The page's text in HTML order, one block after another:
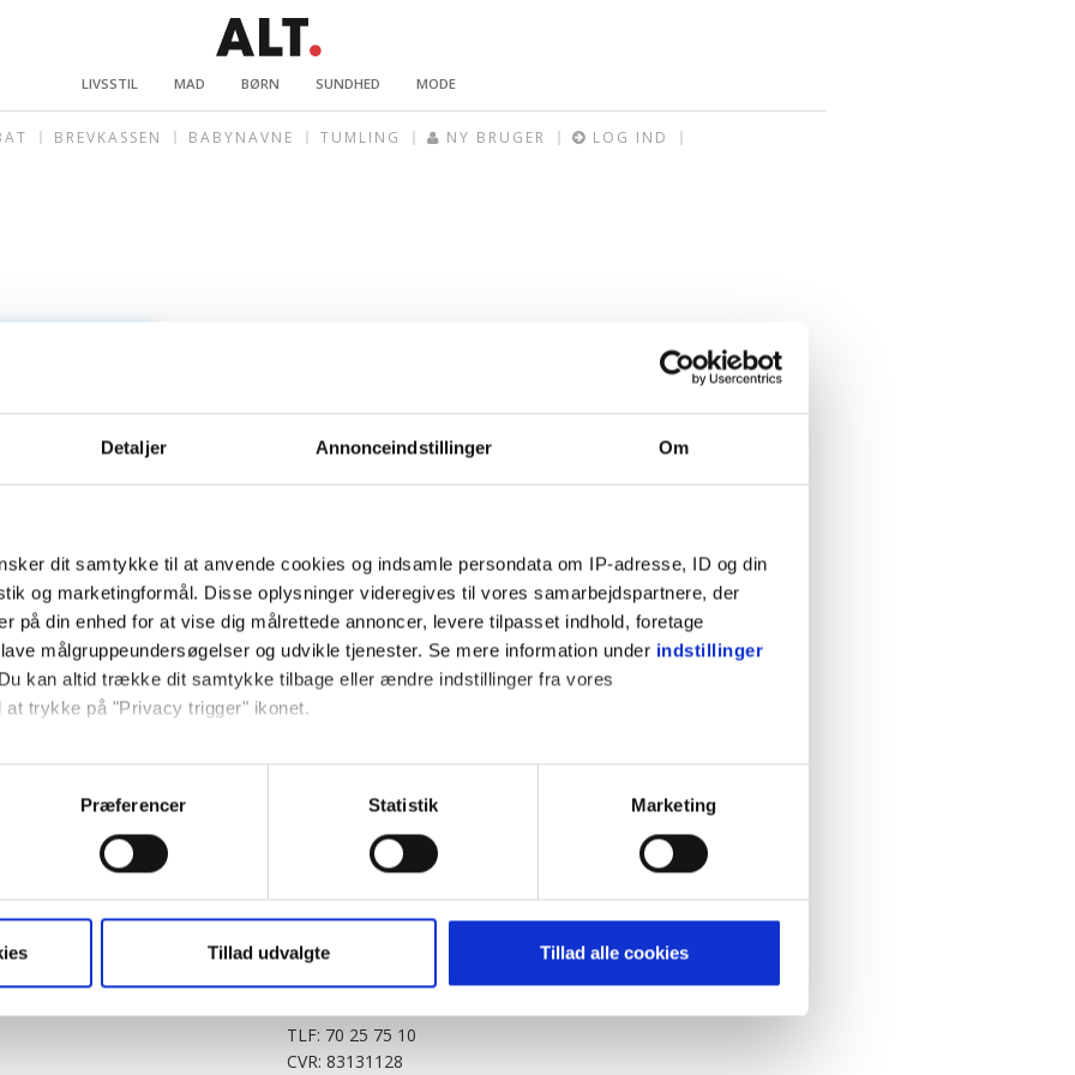
Detaljer Annonceindstillinger Om
dit samtykke til at anvende cookies og indsamle persondata om IP-adresse, ID og din
og marketingformål. Disse oplysninger videregives til vores samarbejdspartnere, der
på din enhed for at vise dig målrettede annoncer, levere tilpasset indhold, foretage
målgruppeundersøgelser og udvikle tjenester. Se mere information under indstillinger
kan altid trække dit samtykke tilbage eller ændre indstillinger fra vores
at trykke på "Privacy trigger" ikonet.
gerne:
om din placering, der kan være nøjagtig inden for få meter
baseret på en scanning af dens unikke karakteristika (fingerprinting)
må bruge egne cookies og cookies fra tredjeparter til at optimere dit besøg på vores
generere statistik og huske dine præferencer samt til brug for markedsføring, så vi
tilbage. Du skal være opmærksom på, at vores hjemmeside muligvis ikke fungerer
cookies eller tilbagetrækker et samtykke. Du kan læse mere om vores brug af cookies
Præferencer Statistik Marketing
Tillad udvalgte Tillad alle cookies
LIVSSTIL MAD BØRN SUNDHED MODE
BREVKASSEN BABYNAVNE TUMLING NY BRUGER LOG IND
KitchenOne.dk
Jollyroom.dk
Outnorth.dk
Klikk.no
Alt.dk
Realityportalen.dk
Cookiepolitik
Privatlivspolitik
BABY.DK
Story House Egmont A/S
Strødamvej 46
TLF: 70 25 75 10
CVR: 83131128